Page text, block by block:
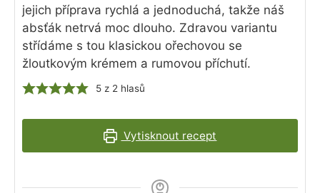
jejich příprava rychlá a jednoduchá, takže náš
absťák netrvá moc dlouho. Zdravou variantu
střídáme s tou klasickou ořechovou se
žloutkovým krémem a rumovou příchutí.
5 z 2 hlasů
Vytisknout recept